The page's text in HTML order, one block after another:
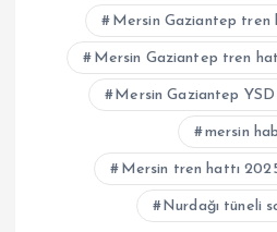
Mersin Gaziantep tren
Mersin Gaziantep tren
Mersin Gaziantep
mersin
Mersin tren hattı
Nurdağı tüneli